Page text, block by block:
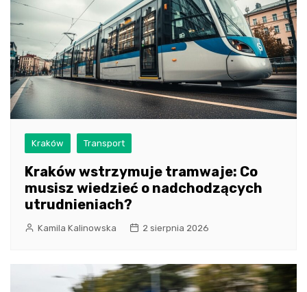
Kraków Transport
Kraków wstrzymuje tramwaje: Co
musisz wiedzieć o nadchodzących
utrudnieniach?
Kamila Kalinowska 2 sierpnia 2026